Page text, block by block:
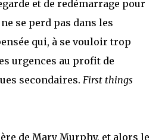
et de redémarrage pour
se perd pas dans les
qui, à se vouloir trop
urgences au profit de
secondaires. First things
de Mary Murphy, et alors le